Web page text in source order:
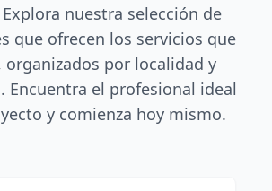
nuestra selección de
que ofrecen los servicios que
organizados por localidad y
Encuentra el profesional ideal
y comienza hoy mismo.